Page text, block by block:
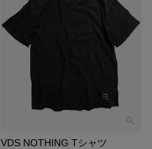
VDS NOTHING Tシャツ